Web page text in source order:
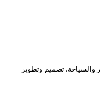
والسياحة. تصميم وتطوير